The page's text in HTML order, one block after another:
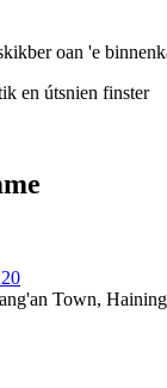
oan 'e
en útsnien finster
Town,